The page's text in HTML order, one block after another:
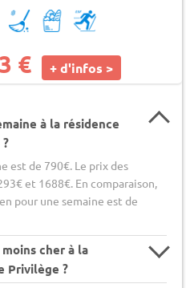
€ + d'infos >
à la résidence
est de 790€. Le prix des
et 1688€. En comparaison,
pour une semaine est de
cher à la
Privilège ?